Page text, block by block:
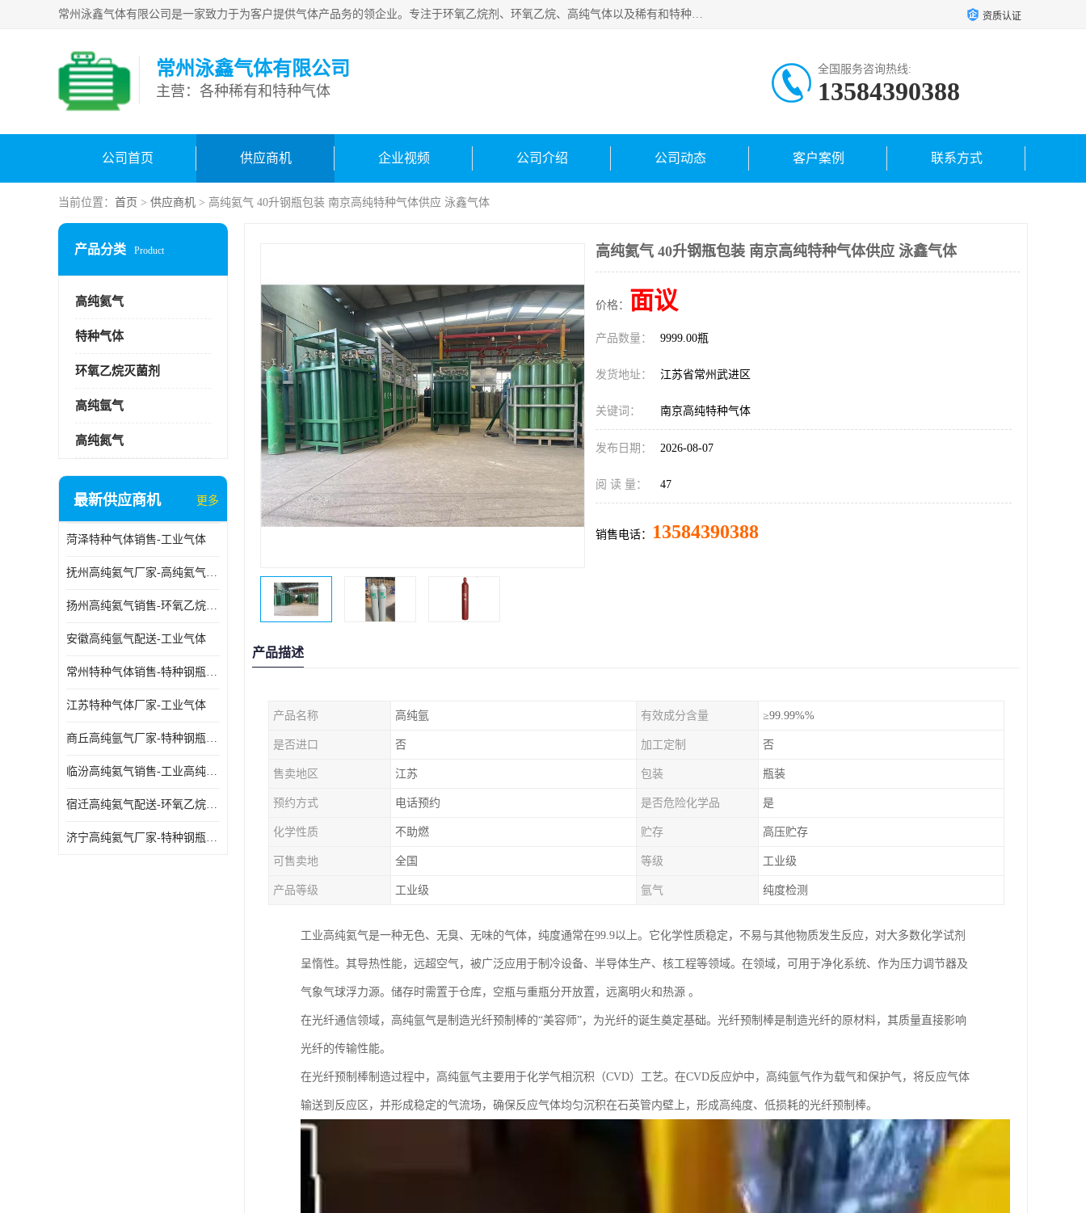
常州泳鑫气体有限公司是一家致力于为客户提供气体产品务的领企业。专注于环氧乙烷剂、环氧乙烷、高纯气体以及稀有和特种气体的研发、生产、销售和配送，产品广泛应用于医疗、电子、科研、化工、食品等多个领域。主要产品有：环氧乙烷灭菌剂，环氧乙烷，高纯氩，氮，氪，氙，氖，氘，笑，氦，氢，氧等各种稀有和特种气体。 资质认证
常州泳鑫气体有限公司
主营：各种稀有和特种气体
全国服务咨询热线:
13584390388
公司首页 供应商机 企业视频 公司介绍 公司动态 客户案例 联系方式
当前位置： 首页 > 供应商机 > 高纯氦气 40升钢瓶包装 南京高纯特种气体供应 泳鑫气体
产品分类 Product
高纯氦气
特种气体
环氧乙烷灭菌剂
高纯氩气
高纯氮气
最新供应商机 更多
菏泽特种气体销售-工业气体
抚州高纯氦气厂家-高纯氦气标准气体
扬州高纯氦气销售-环氧乙烷灭菌剂
安徽高纯氩气配送-工业气体
常州特种气体销售-特种钢瓶年检配件销售
江苏特种气体厂家-工业气体
商丘高纯氩气厂家-特种钢瓶年检配件销售
临汾高纯氦气销售-工业高纯氦气
宿迁高纯氦气配送-环氧乙烷灭菌剂
济宁高纯氦气厂家-特种钢瓶年检配件销售
高纯氦气 40升钢瓶包装 南京高纯特种气体供应 泳鑫气体
价格： 面议
产品数量： 9999.00瓶
发货地址： 江苏省常州武进区
关键词： 南京高纯特种气体
发布日期： 2026-08-07
阅 读 量： 47
销售电话： 13584390388
产品描述
产品名称 高纯氩 有效成分含量 ≥99.99%%
是否进口 否 加工定制 否
售卖地区 江苏 包装 瓶装
预约方式 电话预约 是否危险化学品 是
化学性质 不助燃 贮存 高压贮存
可售卖地 全国 等级 工业级
产品等级 工业级 氩气 纯度检测
工业高纯氦气是一种无色、无臭、无味的气体，纯度通常在99.9以上。它化学性质稳定，不易与其他物质发生反应，对大多数化学试剂
呈惰性。其导热性能，远超空气，被广泛应用于制冷设备、半导体生产、核工程等领域。在领域，可用于净化系统、作为压力调节器及
气象气球浮力源。储存时需置于仓库，空瓶与重瓶分开放置，远离明火和热源 。
在光纤通信领域，高纯氩气是制造光纤预制棒的“美容师”，为光纤的诞生奠定基础。光纤预制棒是制造光纤的原材料，其质量直接影响
光纤的传输性能。
在光纤预制棒制造过程中，高纯氩气主要用于化学气相沉积（CVD）工艺。在CVD反应炉中，高纯氩气作为载气和保护气，将反应气体
输送到反应区，并形成稳定的气流场，确保反应气体均匀沉积在石英管内壁上，形成高纯度、低损耗的光纤预制棒。